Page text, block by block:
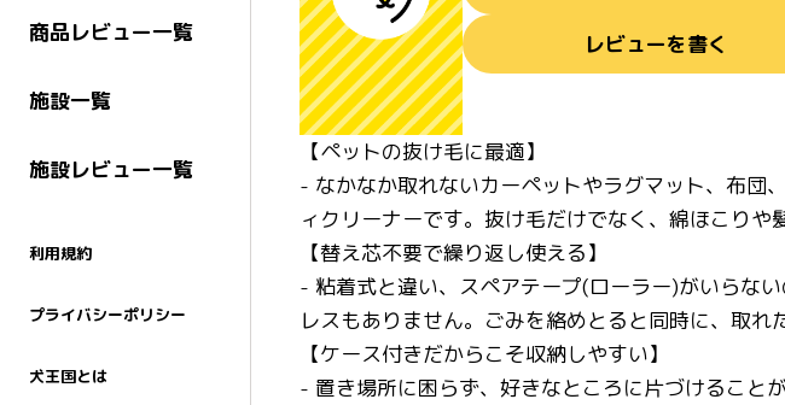
商品レビュー一覧
施設一覧
施設レビュー一覧
利用規約
プライバシーポリシー
犬王国とは
レビューを書く
【ペットの抜け毛に最適】
- なかなか取れないカーペットやラグマット、布団
ィクリーナーです。抜け毛だけでなく、綿ほこりや
【替え芯不要で繰り返し使える】
- 粘着式と違い、スペアテープ(ローラー)がいらな
レスもありません。ごみを絡めとると同時に、取れ
【ケース付きだからこそ収納しやすい】
- 置き場所に困らず、好きなところに片づけること